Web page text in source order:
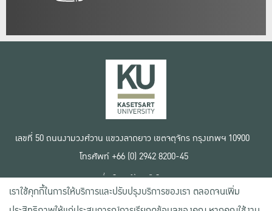
เลขที่ 50 ถนนงามวงศ์วาน แขวงลาดยาว เขตจตุจักร กรุงเทพฯ 10900
โทรศัพท์ +66 (0) 2942 8200-45
เงื่อนไขการใช้งานเว็บไซต์
ข้อตกลงด้านสิทธิ์ใช้งาน
นโยบายความเป็นส่วนตัว
เราใช้คุกกี้ในการให้บริการและปรับปรุงบริการของเรา ตลอดจนเพิ่ม